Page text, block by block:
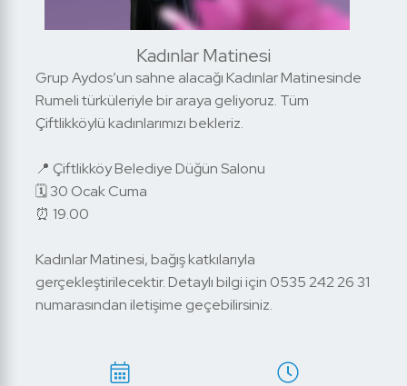
Kadınlar Matinesi
Grup Aydos’un sahne alacağı Kadınlar Matinesinde
Rumeli türküleriyle bir araya geliyoruz. Tüm
Çiftlikköylü kadınlarımızı bekleriz.
📍 Çiftlikköy Belediye Düğün Salonu
🗓 30 Ocak Cuma
⏰ 19.00
Kadınlar Matinesi, bağış katkılarıyla
gerçekleştirilecektir. Detaylı bilgi için 0535 242 26 31
numarasından iletişime geçebilirsiniz.